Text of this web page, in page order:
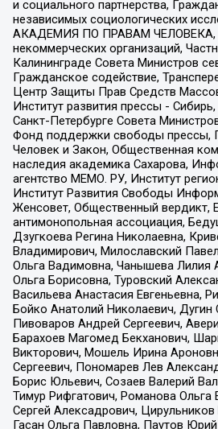
и социального партнерства,
независимых социологических
АКАДЕМИЯ ПО ПРАВАМ ЧЕЛОВЕКА,
некоммерческих организаций,
Калининграде Совета Министров
Гражданское содействие,
Центр Защиты Прав Средств
Институт развития прессы -
Санкт-Петербурге Совета
Фонд поддержки свободы прессы,
Человек и Закон, Общественная
наследия академика Сахарова,
агентство МЕМО. РУ, Институт
Институт Развития Свободы
Женсовет, Общественный вердикт,
антимонопольная ассоциация,
Дзугкоева Регина Николаевна,
Владимирович, Милославский
Ольга Вадимовна, Чанышева Лилия
Ольга Борисовна, Туровский
Васильева Анастасия Евгеньевна,
Бойко Анатолий Николаевич, Дугин
Пивоваров Андрей Сергеевич,
Барахоев Магомед Бекханович,
Викторович, Мошель Ирина
Сергеевич, Пономарев Лев
Борис Юльевич, Созаев Валерий
Тимур Рифгатович, Романова Ольга
Сергей Алексадрович,
Гасан Ольга Павловна, Паутов